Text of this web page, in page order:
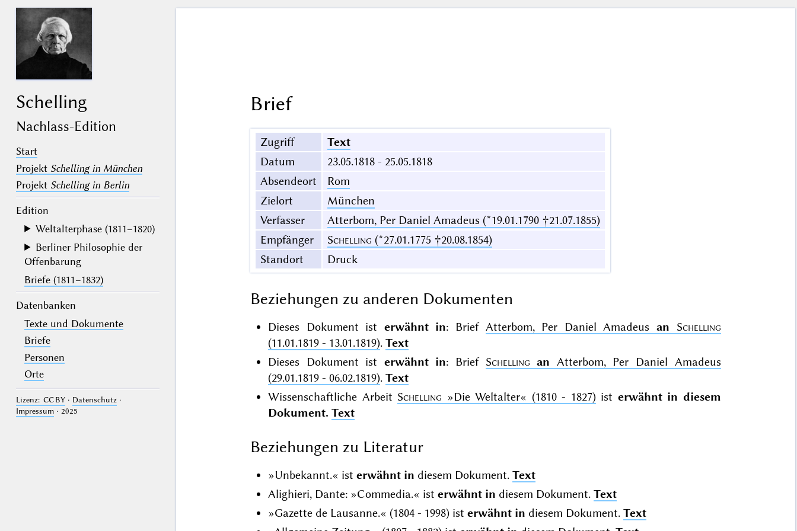
Schelling
Nachlass-Edition
Start
Projekt Schelling in München
Projekt Schelling in Berlin
Edition
Weltalterphase (1811–1820)
Berliner Philosophie der
Offenbarung
Briefe (1811–1832)
Datenbanken
Texte und Dokumente
Briefe
Personen
Orte
Lizenz: CC BY· Datenschutz·
Impressum· 2025
Brief
Zugriff
Text
Datum
23.05.1818 - 25.05.1818
Absendeort
Rom
Zielort
München
Verfasser
Atterbom, Per Daniel Amadeus (*19.01.1790 †21.07.1855)
Empfänger
Schelling (*27.01.1775 †20.08.1854)
Standort
Druck
Beziehungen zu anderen Dokumenten
Dieses Dokument ist erwähnt in: Brief Atterbom, Per Daniel Amadeusan
Schelling
(11.01.1819 - 13.01.1819). Text
Dieses Dokument ist erwähnt in: Brief Schelling an Atterbom, Per Daniel Amadeus
(29.01.1819 - 06.02.1819). Text
Wissenschaftliche Arbeit Schelling »Die Weltalter« (1810 - 1827)ist erwähnt in diesem
Dokument. Text
Beziehungen zu Literatur
»Unbekannt.« ist erwähnt in diesem Dokument. Text
Alighieri, Dante: »Commedia.« ist erwähnt in diesem Dokument. Text
»Gazette de Lausanne.« (1804 - 1998) ist erwähnt in diesem Dokument. Text